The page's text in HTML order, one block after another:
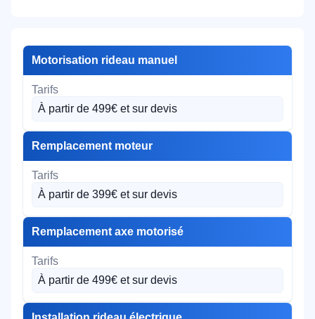
Motorisation rideau manuel
À partir de 499€ et sur devis
Remplacement moteur
À partir de 399€ et sur devis
Remplacement axe motorisé
À partir de 499€ et sur devis